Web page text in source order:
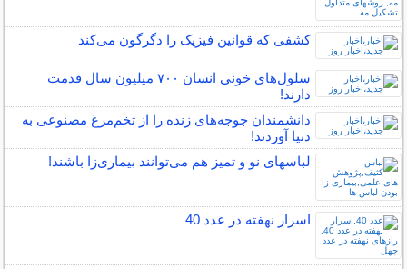
کشفی که قوانین فیزیک را دگرگون می‌کند
سلول‌های خونی انسان ۷۰۰ میلیون سال قدمت
دارند!
دانشمندان جوجه‌های زنده را از تخم‌مرغ مصنوعی به
دنیا آوردند!
لباس‎های نو و تمیز هم می‌توانند بیماری‌زا باشند!
اسرار نهفته در عدد 40